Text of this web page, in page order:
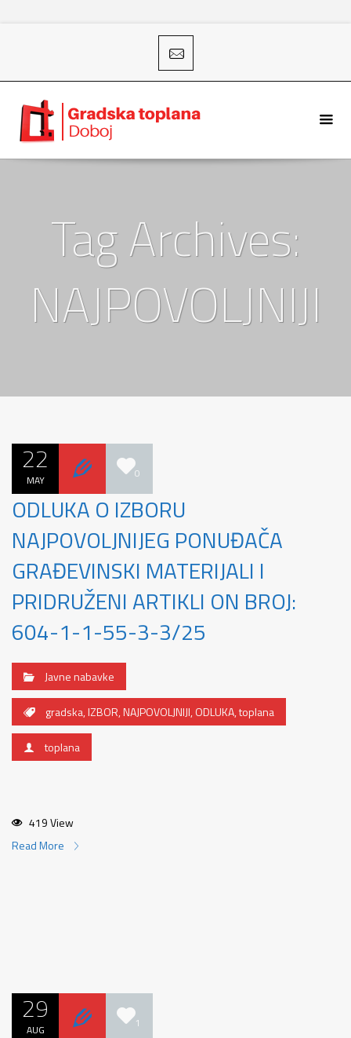
Tag Archives:
NAJPOVOLJNIJI
22
MAY 0
ODLUKA O IZBORU
NAJPOVOLJNIJEG PONUĐAČA
GRAĐEVINSKI MATERIJALI I
PRIDRUŽENI ARTIKLI ON BROJ:
604-1-1-55-3-3/25
Javne nabavke
gradska,IZBOR,NAJPOVOLJNIJI,ODLUKA,toplana
toplana
419 View
Read More
29
AUG 1